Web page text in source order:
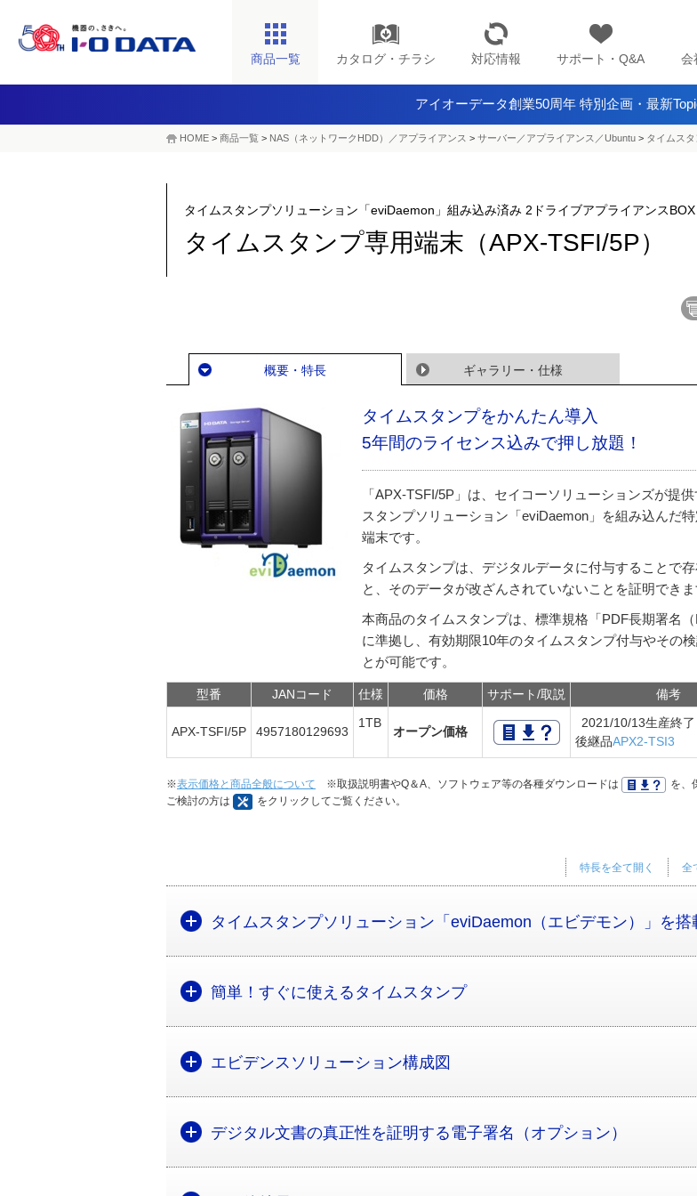
商品一覧 カタログ・チラシ 対応情報 サポート・Q&A 会
アイオーデータ創業50周年 特別企画・最新
HOME > 商品一覧 > NAS（ネットワークHDD）／アプライアンス​ > サーバー／アプライアンス／Ubuntu > タイムス
タイムスタンプソリューション「eviDaemon」組み込み済み 2ドライブアプライアンスBOX
タイムスタンプ専用端末（APX-TSFI/5P）
概要・特長 ギャラリー・仕様
タイムスタンプをかんたん導入
5年間のライセンス込みで押し放題！
「APX-TSFI/5P」は、セイコーソリューションズが提
スタンプソリューション「eviDaemon」を組み込んだ
端末です。
タイムスタンプは、デジタルデータに付与することで
と、そのデータが改ざんされていないことを証明できま
本商品のタイムスタンプは、標準規格「PDF長期署名（
に準拠し、有効期限10年のタイムスタンプ付与やその
とが可能です。
型番 JANコード 仕様 価格 サポート/取説 備考
APX-TSFI/5P 4957180129693
1TB
オープン価格
2021/10/13生産終了
後継品APX2-TSI3
※表示価格と商品全般について ※取扱説明書やQ＆A、ソフトウェア等の各種ダウンロードは
を、
ご検討の方は
をクリックしてご覧ください。
全
特長を全て開く
タイムスタンプソリューション「eviDaemon（エビデモン）」を搭
簡単！すぐに使えるタイムスタンプ
エビデンスソリューション構成図
デジタル文書の真正性を証明する電子署名（オプション）